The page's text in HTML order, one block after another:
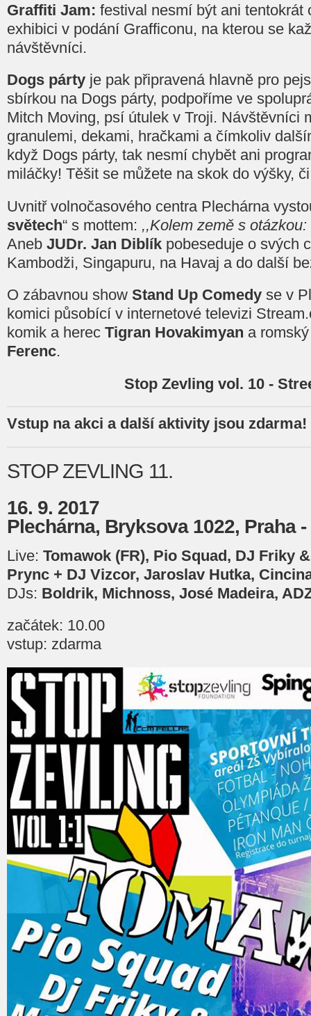
Graffiti Jam: festival nesmí být ani tentokrát
exhibici v podání Grafficonu, na kterou se
návštěvníci.
Dogs párty je pak připravená hlavně pro
sbírkou na Dogs párty, podpoříme ve
Mitch Moving, psí útulek v Troji. Návštěvníci
granulemi, dekami, hračkami a čímkoliv
když Dogs párty, tak nesmí chybět ani
miláčky! Těšit se můžete na skok do výšky,
Uvnitř volnočasového centra Plechárna
světech“ s mottem: ,,Kolem země s
Aneb JUDr. Jan Diblík pobeseduje o svých
Kambodži, Singapuru, na Havaj a do další
O zábavnou show Stand Up Comedy se v
komici působící v internetové televizi
komik a herec Tigran Hovakimyan a
Ferenc.
Stop Zevling vol. 10 -
Vstup na akci a další aktivity jsou zdarma!
STOP ZEVLING 11.
16. 9. 2017
Plechárna, Bryksova 1022, Praha
Live: Tomawok (FR), Pio Squad, DJ Friky
Prync + DJ Vizcor, Jaroslav Hutka,
DJs: Boldrik, Michnoss, José Madeira,
začátek: 10.00
vstup: zdarma